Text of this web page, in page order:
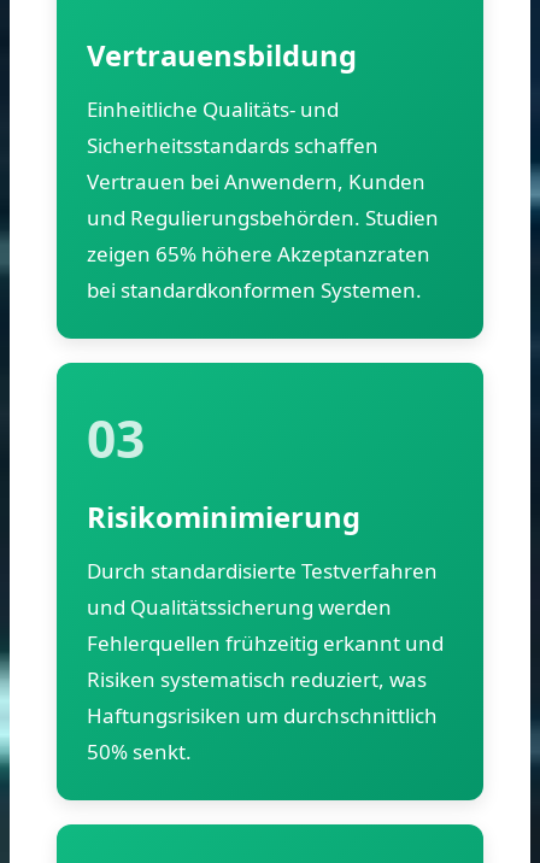
Vertrauensbildung
Einheitliche Qualitäts- und
Sicherheitsstandards schaffen
Vertrauen bei Anwendern, Kunden
und Regulierungsbehörden. Studien
zeigen 65% höhere Akzeptanzraten
bei standardkonformen Systemen.
03
Risikominimierung
Durch standardisierte Testverfahren
und Qualitätssicherung werden
Fehlerquellen frühzeitig erkannt und
Risiken systematisch reduziert, was
Haftungsrisiken um durchschnittlich
50% senkt.